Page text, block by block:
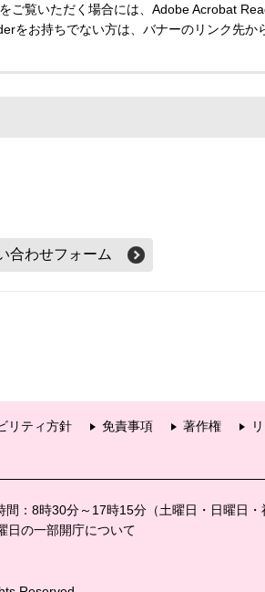
ご覧いただく場合には、Adobe Acrobat
をお持ちでない方は、バナーのリンク先か
リティ方針 免責事項 著作権
間：8時30分～17時15分（土曜日・日曜日・
日の一部開庁について